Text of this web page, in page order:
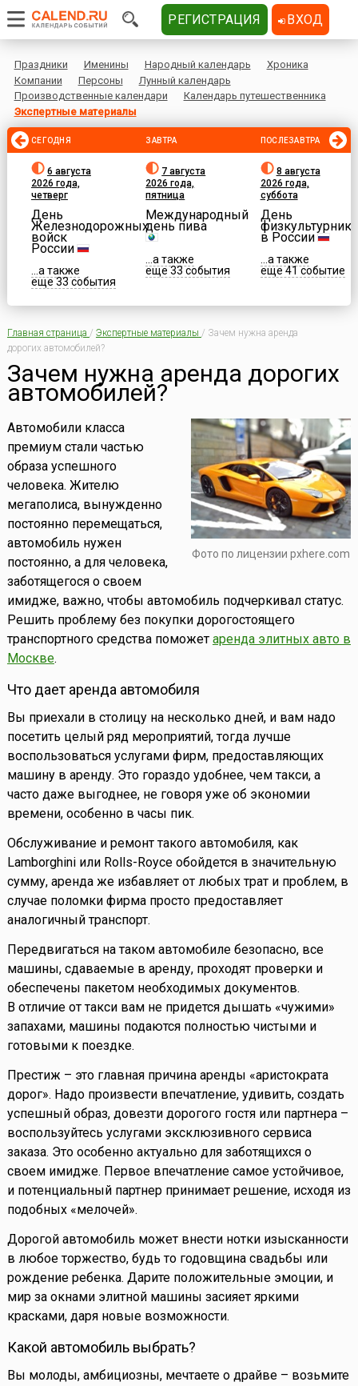
Праздники Именины Народный календарь
Хроника
Компании
Персоны
Лунный календарь
Производственные календари
Календарь путешественника
Экспертные материалы
СЕГОДНЯ
6 августа
2026 года,
четверг
День
Железнодорожных
войск
России
...а также
еще 33 события
ЗАВТРА
7 августа
2026 года,
пятница
Международный
день пива
...а также
еще 33 события
ПОСЛЕЗАВТРА
8 августа
2026 года,
суббота
День
физкультурника
в России
...а также
еще 41 событие
Главная страница / Экспертные материалы / Зачем нужна аренда
дорогих автомобилей?
Зачем нужна аренда дорогих
автомобилей?
Фото по лицензии pxhere.com
Автомобили класса
премиум стали частью
образа успешного
человека. Жителю
мегаполиса, вынужденно
постоянно перемещаться,
автомобиль нужен
постоянно, а для человека,
заботящегося о своем
имидже, важно, чтобы автомобиль подчеркивал статус.
Решить проблему без покупки дорогостоящего
транспортного средства поможет аренда элитных авто в
Москве.
Что дает аренда автомобиля
Вы приехали в столицу на несколько дней, и вам надо
посетить целый ряд мероприятий, тогда лучше
воспользоваться услугами фирм, предоставляющих
машину в аренду. Это гораздо удобнее, чем такси, а
часто даже выгоднее, не говоря уже об экономии
времени, особенно в часы пик.
Обслуживание и ремонт такого автомобиля, как
Lamborghini или Rolls-Royce обойдется в значительную
сумму, аренда же избавляет от любых трат и проблем, в
случае поломки фирма просто предоставляет
аналогичный транспорт.
Передвигаться на таком автомобиле безопасно, все
машины, сдаваемые в аренду, проходят проверки и
обеспечены пакетом необходимых документов.
В отличие от такси вам не придется дышать «чужими»
запахами, машины подаются полностью чистыми и
готовыми к поездке.
Престиж – это главная причина аренды «аристократа
дорог». Надо произвести впечатление, удивить, создать
успешный образ, довезти дорогого гостя или партнера –
воспользуйтесь услугами эксклюзивного сервиса
заказа. Это особенно актуально для заботящихся о
своем имидже. Первое впечатление самое устойчивое,
и потенциальный партнер принимает решение, исходя из
подобных «мелочей».
Дорогой автомобиль может внести нотки изысканности
в любое торжество, будь то годовщина свадьбы или
рождение ребенка. Дарите положительные эмоции, и
мир за окнами элитной машины засияет яркими
красками, даря новые возможности.
Какой автомобиль выбрать?
Вы молоды, амбициозны, мечтаете о драйве – возьмите
РЕГИСТРАЦИЯ ВХОД